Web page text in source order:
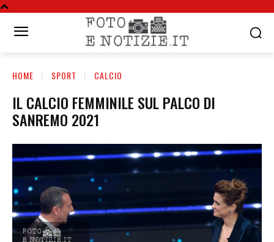
HOME SPORT CALCIO
IL CALCIO FEMMINILE SUL PALCO DI
SANREMO 2021